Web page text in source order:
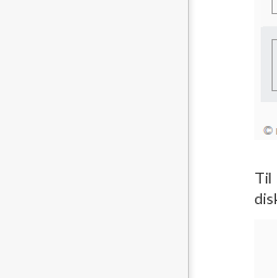
Til